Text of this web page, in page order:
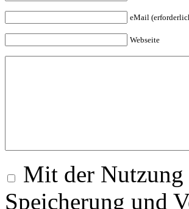
eMail
Webseite
Mit der Nutzung
Speicherung und